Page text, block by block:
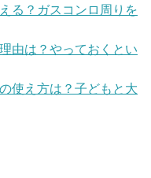
る？ガスコンロ周りを
由は？やっておくとい
使え方は？子どもと大